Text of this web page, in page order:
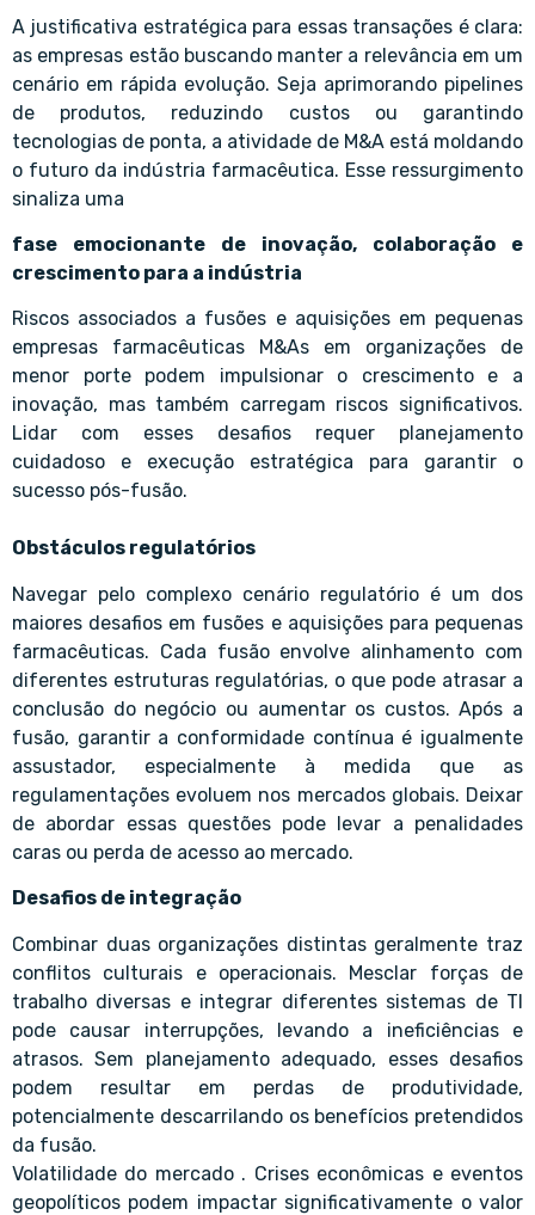
A justificativa estratégica para essas transações é clara:
as empresas estão buscando manter a relevância em um
cenário em rápida evolução. Seja aprimorando pipelines
de produtos, reduzindo custos ou garantindo
tecnologias de ponta, a atividade de M&A está moldando
o futuro da indústria farmacêutica. Esse ressurgimento
sinaliza uma
fase emocionante de inovação, colaboração e
crescimento para a indústria
Riscos associados a fusões e aquisições em pequenas
empresas farmacêuticas M&As em organizações de
menor porte podem impulsionar o crescimento e a
inovação, mas também carregam riscos significativos.
Lidar com esses desafios requer planejamento
cuidadoso e execução estratégica para garantir o
sucesso pós-fusão.
Obstáculos regulatórios
Navegar pelo complexo cenário regulatório é um dos
maiores desafios em fusões e aquisições para pequenas
farmacêuticas. Cada fusão envolve alinhamento com
diferentes estruturas regulatórias, o que pode atrasar a
conclusão do negócio ou aumentar os custos. Após a
fusão, garantir a conformidade contínua é igualmente
assustador, especialmente à medida que as
regulamentações evoluem nos mercados globais. Deixar
de abordar essas questões pode levar a penalidades
caras ou perda de acesso ao mercado.
Desafios de integração
Combinar duas organizações distintas geralmente traz
conflitos culturais e operacionais. Mesclar forças de
trabalho diversas e integrar diferentes sistemas de TI
pode causar interrupções, levando a ineficiências e
atrasos. Sem planejamento adequado, esses desafios
podem resultar em perdas de produtividade,
potencialmente descarrilando os benefícios pretendidos
da fusão.
Volatilidade do mercado . Crises econômicas e eventos
geopolíticos podem impactar significativamente o valor